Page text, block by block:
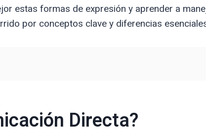
estas formas de expresión y aprender a
por conceptos clave y diferencias
Directa?